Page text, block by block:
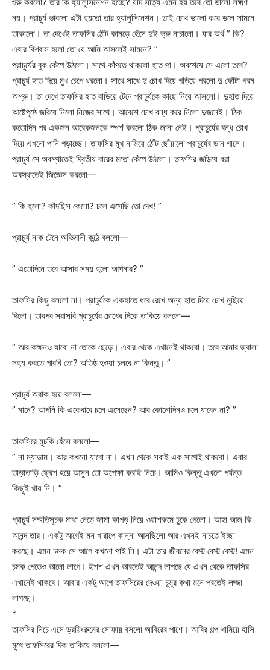
শুরু করলো? তার কি হ্যালুসিনেশন হচ্ছে? যদি সত্যি এমন হয় তবে তো ভালো লক্ষ্মণ
নয়। প্রাচুর্য ভাবলো এটা হয়তো তার হ্যালুসিনেশন। তাই চোখ ভালো করে ডলে সামনে
তাকালো। তা দেখেই তাফসির ঠোঁট কামড়ে হেঁসে দুই ভ্রু নাচালো। যার অর্থ ” কি?
এবার বিশ্বাস হলো তো যে আমি আসলেই সামনে? ”
প্রাচুর্যের বুক কেঁপে উঠলো। সাথে কাঁপতে থাকলো হাত পা। অবশেষে সে এলো তবে?
প্রাচুর্য হাত দিয়ে মুখ চেপে ধরলো। সাথে সাথে দু চোখ দিয়ে গড়িয়ে পরলো দু ফোঁটা গরম
অশ্রু। তা দেখে তাফসির হাত বাড়িয়ে টেনে প্রাচুর্যকে কাছে নিয়ে আসলো। দুহাত দিয়ে
আষ্টেপৃষ্ঠে জরিয়ে নিলো নিজের সাথে। আবেশে চোখ বন্ধ করে নিলো দুজনেই। ঠিক
কতোদিন পর একজন আরেকজনকে স্পর্শ করলো ঠিক জানা নেই। প্রাচুর্যের বন্ধ চোখ
দিয়ে এখনো পানি গড়াচ্ছে। তাফসির মুখ নামিয়ে ঠোঁট ছোঁয়ালো প্রাচুর্যের ডান গালে।
প্রাচুর্য সে অবস্থাতেই দ্বিতীয় বারের মতো কেঁপে উঠলো। তাফসির জড়িয়ে ধরা
অবস্থাতেই জিজ্ঞেস করলো—
” কি হলো? কাঁদছিস কেনো? চলে এসেছি তো দেখ! ”
প্রাচুর্য নাক টেনে অভিমানী কন্ঠে বললো—
” এতোদিনে তবে আসার সময় হলো আপনার? ”
তাফসির কিছু বললো না। প্রাচুর্যকে একহাতে ধরে রেখে অন্য হাত দিয়ে চোখ মুছিয়ে
দিলো। তারপর সরাসরি প্রাচুর্যের চোখের দিকে তাকিয়ে বললো—
” আর কক্ষনও যাবো না তোকে ছেড়ে। এবার থেকে এখানেই থাকবো। তবে আমার জ্বালা
সহ্য করতে পারবি তো? অতিষ্ঠ হওয়া চলবে না কিন্তু। ”
প্রাচুর্য অবাক হয়ে বললো—
” মানে? আপনি কি একেবারে চলে এসেছেন? আর কোনোদিনও চলে যাবেন না? ”
তাফসিরে মুচকি হেঁসে বললো—
” না ম্যাডাম। আর কখনো যাবো না। এখন থেকে সবাই এক সাথেই থাকবো। এবার
তাড়াতাড়ি ফ্রেশ হয়ে আসুন তো অপেক্ষা করছি নিচে। আমিও কিন্তু এখনো পর্যন্ত
কিছুই খায় নি। ”
প্রাচুর্য সম্মতিসূচক মাথা নেড়ে জামা কাপড় নিয়ে ওয়াশরুমে ঢুকে গেলো। আহা আজ কি
আনন্দ তার। একটু আগেই মন খারাপে কান্না আসছিলো আর এখনই নাচতে ইচ্ছা
করছে। এমন চমক সে আগে কখনো পাই নি। এটা তার জীবনের বেস্ট বেস্ট বেস্ট! এমন
চমক পেতেও ভালো লাগে। ইশশ এখন ভাবতেই আনন্দ লাগছে যে এখন থেকে তাফসির
এখানেই থাকবে। আবার একটু আগে তাফসিরের দেওয়া চুমুর কথা মনে পরতেই লজ্জা
লাগছে।
*
তাফসির নিচে এসে ড্রয়িংরুমের সোফায় বসলো আবিরের পাশে। আবির গল্প থামিয়ে হাসি
মুখে তাফসিরের দিক তাকিয়ে বললো—